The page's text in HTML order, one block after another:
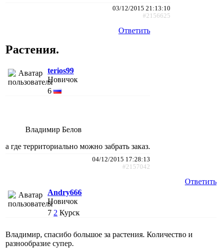
03/12/2015 21:13:10
#2156625
Ответить
Растения.
terios99
Новичок
6
Владимир Белов
а где территориально можно забрать заказ.
04/12/2015 17:28:13
#2157042
Ответить
Andry666
Новичок
7 2 Курск
Владимир, спасибо большое за растения. Количество и
разнообразие супер.